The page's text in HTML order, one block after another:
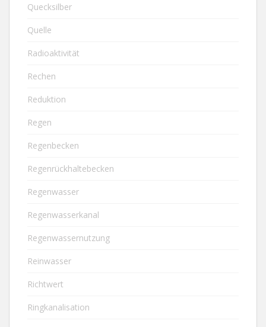
Quecksilber
Quelle
Radioaktivität
Rechen
Reduktion
Regen
Regenbecken
Regenrückhaltebecken
Regenwasser
Regenwasserkanal
Regenwassernutzung
Reinwasser
Richtwert
Ringkanalisation